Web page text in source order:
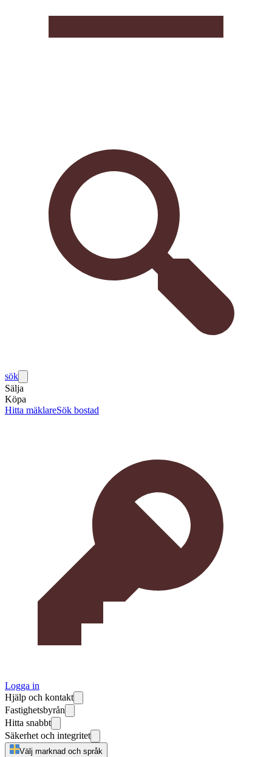
sök
Sälja
Köpa
Hitta mäklareSök bostad
Logga in
Hjälp och kontakt
Fastighetsbyrån
Hitta snabbt
Säkerhet och integritet
Välj marknad och språk